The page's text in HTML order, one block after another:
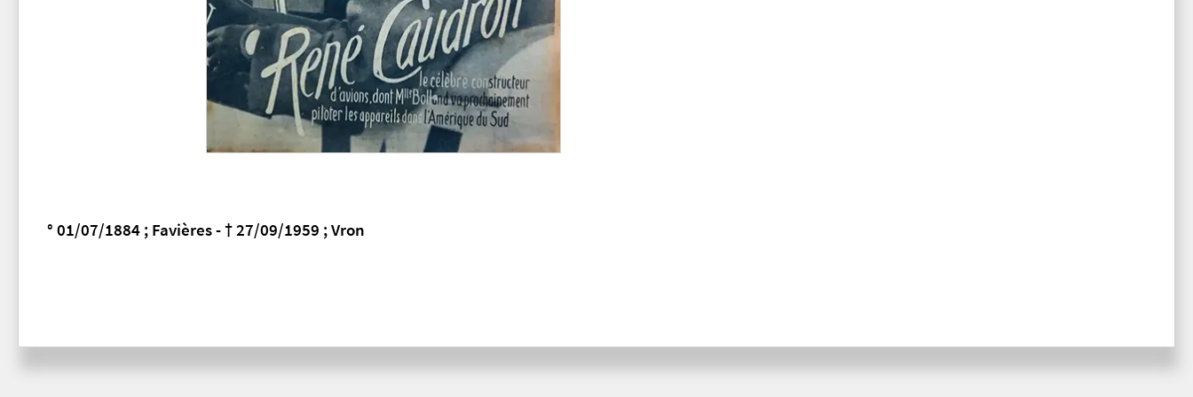
° 01/07/1884 ; Favières - † 27/09/1959 ; Vron